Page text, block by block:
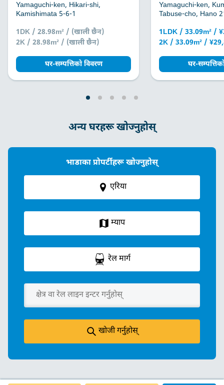
Yamaguchi-ken, Hikari-shi,
Kamishimata 5-6-1
1DK / 28.98m² / (खाली छैन)
2K / 28.98m² / (खाली छैन)
घर-सम्पत्तिको विवरण
Yamaguchi-ken,
Tabuse-cho, Hano
1LDK / 33.09m² /
2K / 33.09m² /
घर-
अन्य घरहरू खोज्नुहोस्
भाडाका प्रोपर्टीहरू खोज्नुहोस्
एरिया
म्याप
रेल मार्ग
खोजी गर्नुहोस्